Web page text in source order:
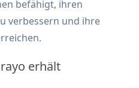
befähigt, ihren
verbessern und ihre
erhält